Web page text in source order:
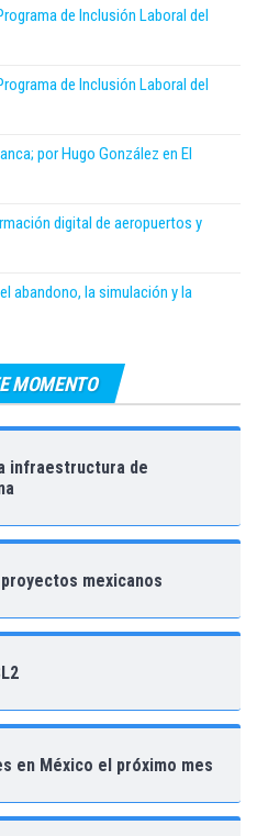
de Inclusión Laboral del
de Inclusión Laboral del
por Hugo González en El
digital de aeropuertos y
abandono, la simulación y la
MOMENTO
infraestructura de
mexicanos
en México el próximo mes